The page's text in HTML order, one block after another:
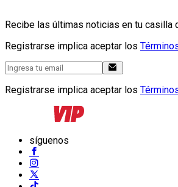
Recibe las últimas noticias en tu casilla
Registrarse implica aceptar los
Registrarse implica aceptar los
síguenos